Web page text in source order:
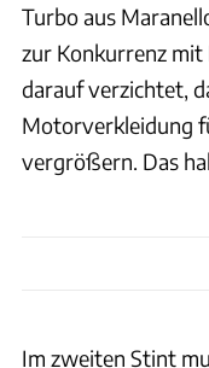
Turbo aus
zur Konkurrenz
darauf verzichtet,
Motorverkleidung
vergrößern. Das
Im zweiten Stint